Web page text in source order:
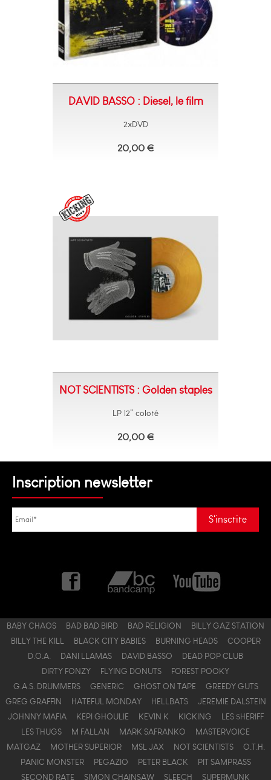
DAVID BASSO : Diesel, le film
2xDVD
20,00 €
NOT SCIENTISTS : Golden staples
LP 12" coloré
20,00 €
Inscription newsletter
BABY CHAOS BAD BAD BIRD BAD RELIGION
BILLY GAZ STATION
BILLY THE KILL
BLACK CITY BABIES BURNING HEADS
COOPER
D.O.A.
DANI LLAMAS DAVID BASSO
DEAD POP CLUB
DIRTY FONZY
FLYING DONUTS
FOREST POOKY
G.A.S. DRUMMERS
GENERIC GHOST ON TAPE
GREEDY GUTS
GREG GRAFFIN
HATEFUL MONDAY HELLBATS
JEREMIE DALSTEIN
JOHNNY MAFIA
KEPI GHOULIE KEVIN K KICKING
LES $HERIFF
LES THUGS
M FALLAN MARK SAFRANKO
MASTERVOICE
MATGAZ
MOTHER SUPERIOR MSL JAX NOT SCIENTISTS
O.T.H.
PANIC MONSTER
PEGAZIO PETER BLACK
PIT SAMPRASS
SECOND RATE
SIMON CHAINSAW SLEECH SUPERMUNK